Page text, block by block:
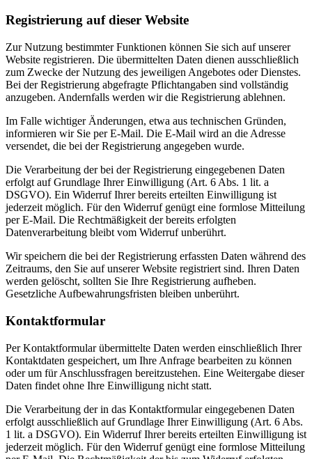
Registrierung auf dieser Website
Zur Nutzung bestimmter Funktionen können Sie sich auf unserer
Website registrieren. Die übermittelten Daten dienen ausschließlich
zum Zwecke der Nutzung des jeweiligen Angebotes oder Dienstes.
Bei der Registrierung abgefragte Pflichtangaben sind vollständig
anzugeben. Andernfalls werden wir die Registrierung ablehnen.
Im Falle wichtiger Änderungen, etwa aus technischen Gründen,
informieren wir Sie per E-Mail. Die E-Mail wird an die Adresse
versendet, die bei der Registrierung angegeben wurde.
Die Verarbeitung der bei der Registrierung eingegebenen Daten
erfolgt auf Grundlage Ihrer Einwilligung (Art. 6 Abs. 1 lit. a
DSGVO). Ein Widerruf Ihrer bereits erteilten Einwilligung ist
jederzeit möglich. Für den Widerruf genügt eine formlose Mitteilung
per E-Mail. Die Rechtmäßigkeit der bereits erfolgten
Datenverarbeitung bleibt vom Widerruf unberührt.
Wir speichern die bei der Registrierung erfassten Daten während des
Zeitraums, den Sie auf unserer Website registriert sind. Ihren Daten
werden gelöscht, sollten Sie Ihre Registrierung aufheben.
Gesetzliche Aufbewahrungsfristen bleiben unberührt.
Kontaktformular
Per Kontaktformular übermittelte Daten werden einschließlich Ihrer
Kontaktdaten gespeichert, um Ihre Anfrage bearbeiten zu können
oder um für Anschlussfragen bereitzustehen. Eine Weitergabe dieser
Daten findet ohne Ihre Einwilligung nicht statt.
Die Verarbeitung der in das Kontaktformular eingegebenen Daten
erfolgt ausschließlich auf Grundlage Ihrer Einwilligung (Art. 6 Abs.
1 lit. a DSGVO). Ein Widerruf Ihrer bereits erteilten Einwilligung ist
jederzeit möglich. Für den Widerruf genügt eine formlose Mitteilung